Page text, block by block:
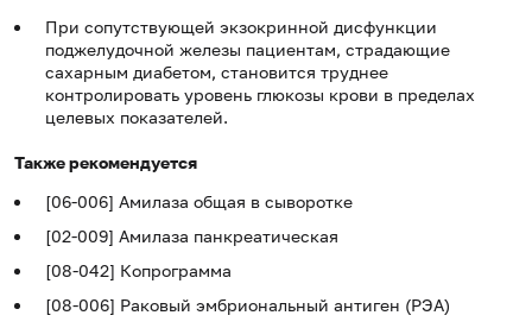
При сопутствующей экзокринной дисфункции
поджелудочной железы пациентам, страдающие
сахарным диабетом, становится труднее
контролировать уровень глюкозы крови в пределах
целевых показателей.
Также рекомендуется
[06-006] Амилаза общая в сыворотке
[02-009] Амилаза панкреатическая
[08-042] Копрограмма
[08-006] Раковый эмбриональный антиген (РЭА)